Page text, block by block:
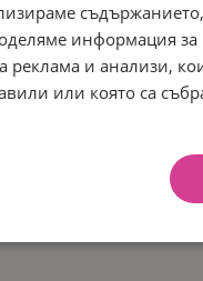
KX-
информация
реклама и анализи,
или която са